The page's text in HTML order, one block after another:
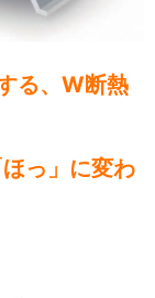
る、W断熱
っ」に変わ